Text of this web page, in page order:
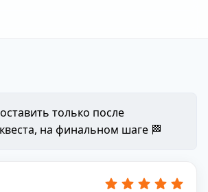
только после
на финальном шаге 🏁